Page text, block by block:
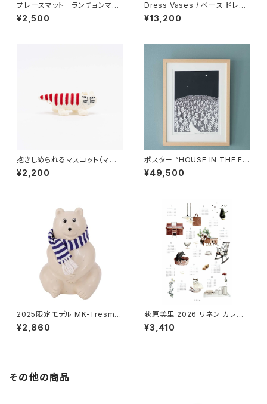
プレースマット ランチョンマッ
ト 「ベラミ」 / アルメダール
ス/ALMEDAHLS
¥2,500
Dress Vases / べース ドレス
（ピンク）/ Lisa Larson リ
サ・ラーソン
¥13,200
抱きしめられるマスコット（マイ
キー） / Lisa Larson リ
サ・ラーソン
¥2,200
ポスター “HOUSE IN THE FO
REST 26 A3” / ミナ ペルホ
ネン mina perhonen × クリ
¥49,500
2025限定モデル MK-Tresme
r シロクマ貯金箱 マフラー付
き / MK-Tresmer
¥2,860
荻原美里 2026 リネン カレン
ダー やさしい時間 / fog lin
en work フォグリネンワーク
¥3,410
その他の商品